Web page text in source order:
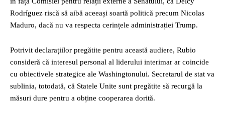
Rodríguez riscă să aibă aceeași soartă politică precum Nicolas
Maduro, dacă nu va respecta cerințele administrației Trump.
Potrivit declarațiilor pregătite pentru această audiere, Rubio
consideră că interesul personal al liderului interimar ar coincide
cu obiectivele strategice ale Washingtonului. Secretarul de stat va
sublinia, totodată, că Statele Unite sunt pregătite să recurgă la
măsuri dure pentru a obține cooperarea dorită.